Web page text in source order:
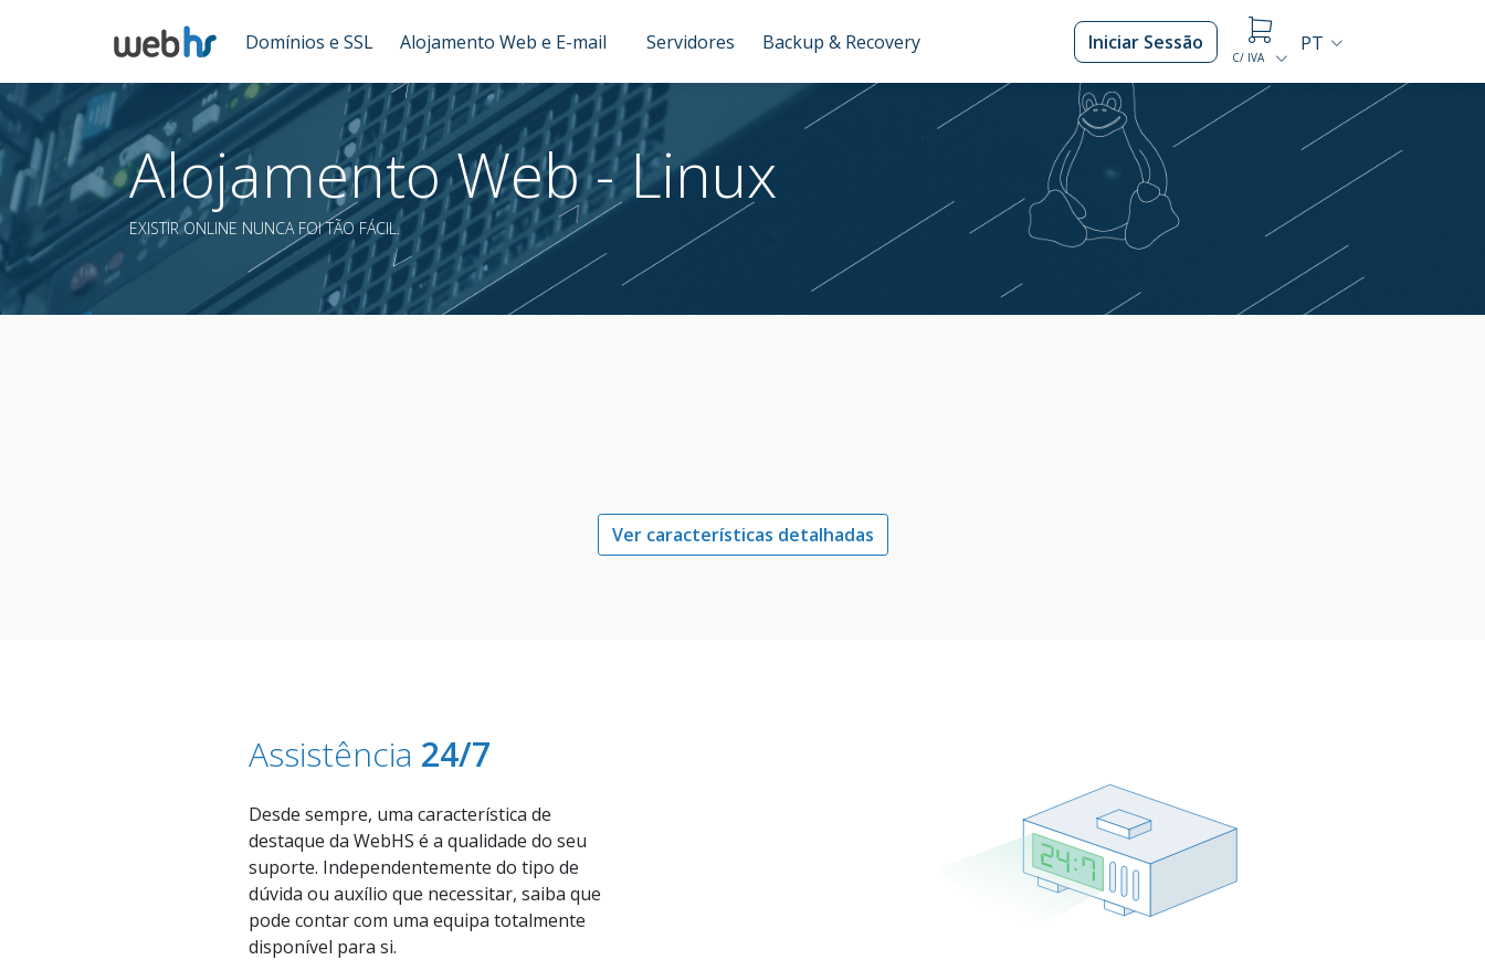
Domínios e SSL Alojamento Web e E-mail Servidores Backup & Recovery Iniciar Sessão
C/ IVA
O carrinho está vazio.
PT
Alojamento Web - Linux
EXISTIR ONLINE NUNCA FOI TÃO FÁCIL.
Ver características detalhadas
Assistência 24/7
Desde sempre, uma característica de
destaque da WebHS é a qualidade do seu
suporte. Independentemente do tipo de
dúvida ou auxílio que necessitar, saiba que
pode contar com uma equipa totalmente
disponível para si.